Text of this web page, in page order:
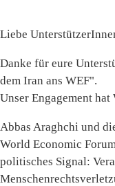
Liebe
Danke für eure
dem Iran ans WEF".
Unser Engagement
Abbas Araghchi und
World Economic
politisches Signal: